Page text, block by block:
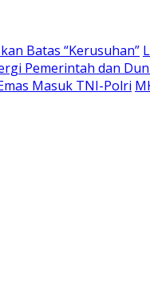
Batas “Kerusuhan”
Pemerintah dan
Masuk TNI-Polri